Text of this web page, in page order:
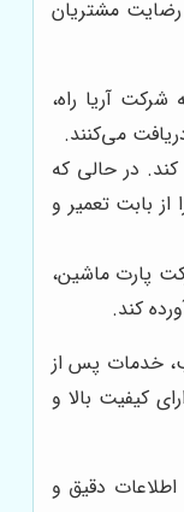
رضایت مشتریان
آریا راه،
می‌کنند.
در حالی که
بابت تعمیر و
پارت ماشین،
کند.
خدمات پس از
کیفیت بالا و
اطلاعات دقیق و